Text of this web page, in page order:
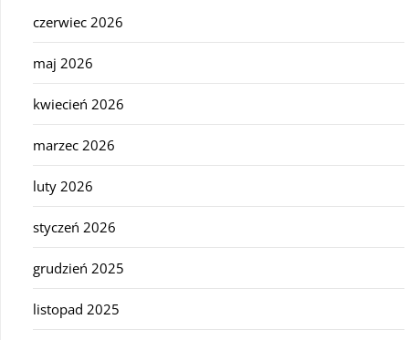
czerwiec 2026
maj 2026
kwiecień 2026
marzec 2026
luty 2026
styczeń 2026
grudzień 2025
listopad 2025